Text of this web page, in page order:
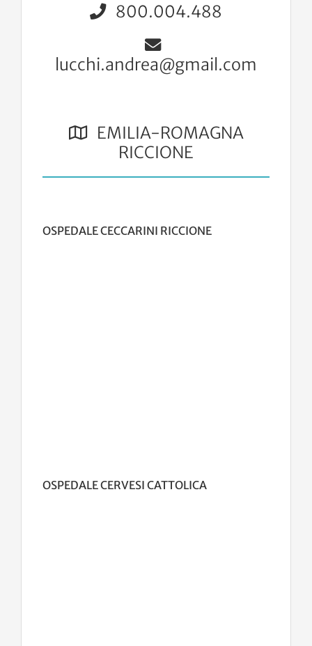
800.004.488
lucchi.andrea@gmail.com
EMILIA-ROMAGNA
RICCIONE
OSPEDALE CECCARINI RICCIONE
OSPEDALE CERVESI CATTOLICA